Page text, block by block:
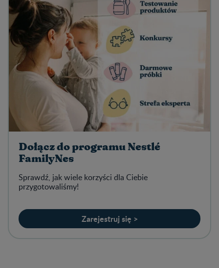
Dołącz do programu Nestlé
FamilyNes
Sprawdź, jak wiele korzyści dla Ciebie
przygotowaliśmy!
Zarejestruj się >